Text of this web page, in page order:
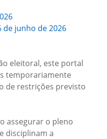
de junho de 2026
eleitoral, este portal
temporariamente
de restrições previsto
assegurar o pleno
disciplinam a